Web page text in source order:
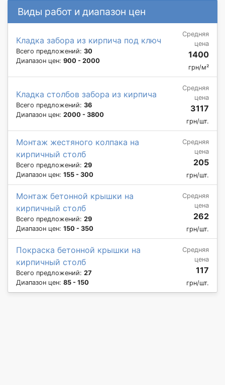
Виды работ и диапазон цен
Кладка забора из кирпича под ключ
Всего предложений: 30
Диапазон цен: 900 - 2000
Средняя
цена
1400
грн/м²
Кладка столбов забора из кирпича
Всего предложений: 36
Диапазон цен: 2000 - 3800
Средняя
цена
3117
грн/шт.
Монтаж жестяного колпака на
кирпичный столб
Всего предложений: 29
Диапазон цен: 155 - 300
Средняя
цена
205
грн/шт.
Монтаж бетонной крышки на
кирпичный столб
Всего предложений: 29
Диапазон цен: 150 - 350
Средняя
цена
262
грн/шт.
Покраска бетонной крышки на
кирпичный столб
Всего предложений: 27
Диапазон цен: 85 - 150
Средняя
цена
117
грн/шт.